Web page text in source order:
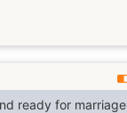
ready for marriage